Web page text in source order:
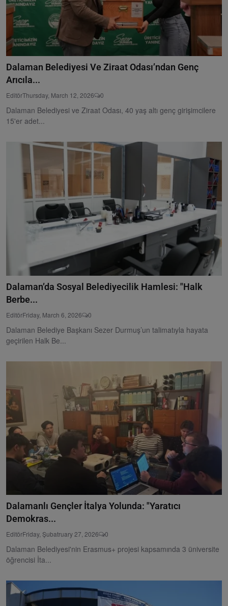
Dalaman Belediyesi Ve Ziraat Odası’ndan Genç
Arıcıla...
EditörThursday, March 12, 2026 0
Dalaman Belediyesi ve Ziraat Odası, 40 yaş altı genç girişimcilere
15'er adet...
Dalaman’da Sosyal Belediyecilik Hamlesi: "Halk
Berbe...
EditörFriday, March 6, 2026 0
Dalaman Belediye Başkanı Sezer Durmuş’un talimatıyla hayata
geçirilen Halk Be...
Dalamanlı Gençler İtalya Yolunda: "Yaratıcı
Demokras...
EditörFriday, Şubatruary 27, 2026 0
Dalaman Belediyesi'nin Erasmus+ projesi kapsamında 3 üniversite
öğrencisi İta...